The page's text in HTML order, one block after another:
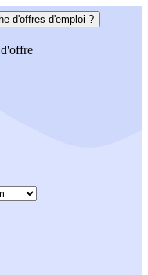
d'offres d'emploi ?